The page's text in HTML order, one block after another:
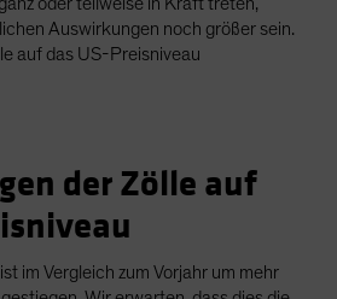
Auswirkungen noch größer sein.
auf das US-Preisniveau
der Zölle auf
im Vergleich zum Vorjahr um mehr